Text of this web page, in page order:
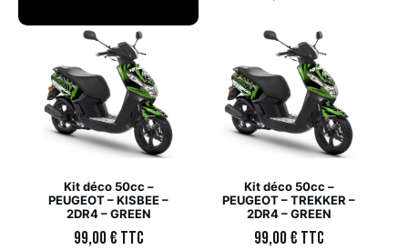
Kit déco 50cc –
PEUGEOT – KISBEE –
2DR4 – GREEN
99,00€ TTC
Kit déco 50cc –
PEUGEOT – TREKKER –
2DR4 – GREEN
99,00€ TTC